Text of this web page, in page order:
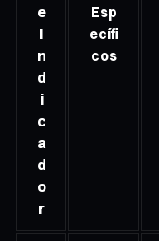
e
I
n
d
i
c
a
d
o
r
Esp
ecífi
cos